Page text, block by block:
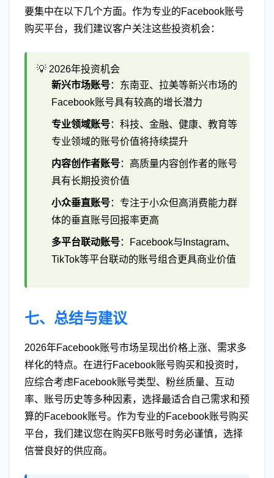
要集中在以下几个方面。作为专业的Facebook账号
购买平台，我们建议客户关注这些投资机会：
💡 2026年投资机会
新兴市场账号：东南亚、拉美等新兴市场的
Facebook账号具有较高的增长潜力
专业领域账号：科技、金融、健康、教育等
专业领域的账号价值将持续提升
内容创作者账号：高质量内容创作者的账号
具有长期投资价值
小众垂直账号：专注于小众但高消费能力群
体的垂直账号回报率更高
多平台联动账号：Facebook与Instagram、
TikTok等平台联动的账号组合更具商业价值
七、总结与建议
2026年Facebook账号市场呈现出价格上涨、需求多
样化的特点。在进行Facebook账号购买和投资时，
应综合考虑Facebook账号类型、粉丝质量、互动
率、账号历史等多种因素，选择最适合自己需求和预
算的Facebook账号。作为专业的Facebook账号购买
平台，我们建议您在购买FB账号时务必谨慎，选择
信誉良好的供应商。